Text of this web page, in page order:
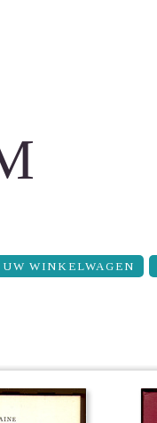
UW WINKELWAGEN